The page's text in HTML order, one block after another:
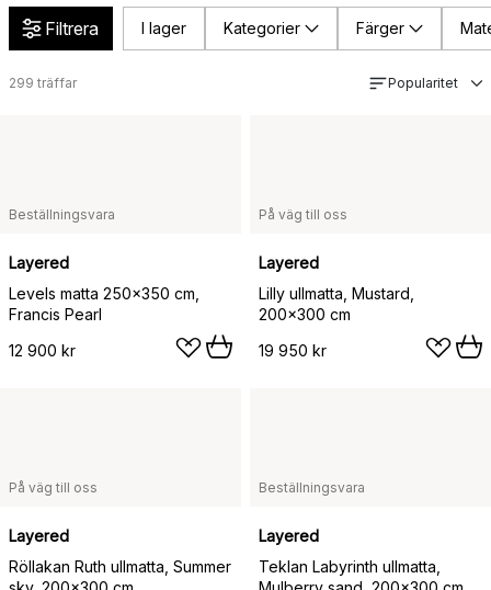
Filtrera I lager Kategorier Färger
299 träffar Popularitet
Beställningsvara
Layered
Levels matta 250x350 cm,
Francis Pearl
12 900 kr
På väg till oss
Layered
Lilly ullmatta, Mustard,
200x300 cm
19 950 kr
På väg till oss
Layered
Röllakan Ruth ullmatta, Summer
Beställningsvara
Layered
Teklan Labyrinth ullmatta,